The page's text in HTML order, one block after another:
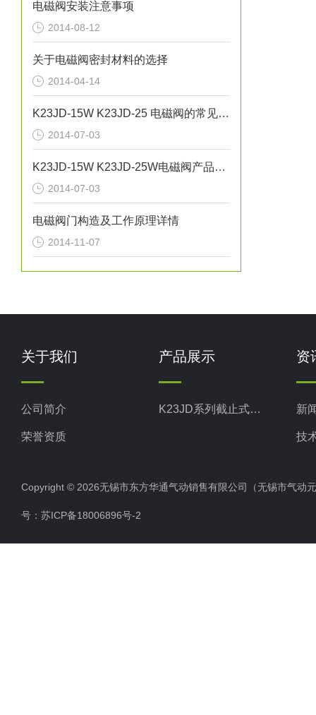
电磁阀安装注意事项
2014-08-12
关于电磁阀密封材料的选择
2014-04-14
K23JD-15W K23JD-25 电磁阀的常见故障及问题
2014-07-03
K23JD-15W K23JD-25W电磁阀产品的不合格分类
2014-07-03
电磁阀门构造及工作原理详情
2014-11-07
关于我们
公司简介
荣誉资质
产品展示
K23JD系列截止式换向阀
资
新
技
Copyright © 2026无锡市东方华通气动销售有限公司（无锡市气
号： 苏ICP备18006896号-2